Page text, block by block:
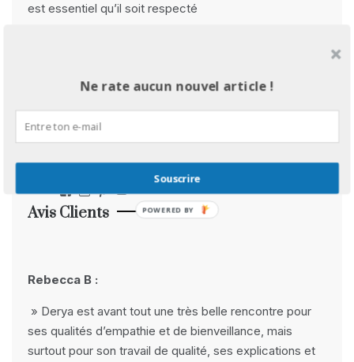
est essentiel qu’il soit respecté
Réseaux Sociaux
Avis Clients
Rebecca B :
» Derya est avant tout une très belle rencontre pour
ses qualités d’empathie et de bienveillance, mais
surtout pour son travail de qualité, ses explications et
Ne rate aucun nouvel article !
Souscrire
POWERED BY